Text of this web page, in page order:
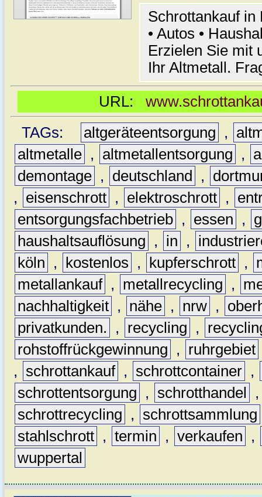
Schrottankauf in
• Autos •
Erzielen Sie mit
Ihr Altmetall.
URL:
TAGs:
altgeräteentsorgung ,
altmetalle , altmetallentsorgung ,
demontage , deutschland ,
,
eisenschrott , elektroschrott ,
entsorgungsfachbetrieb , essen ,
haushaltsauflösung
, in ,
köln
, kostenlos , kupferschrott ,
metallankauf , metallrecycling ,
nachhaltigkeit , nähe , nrw ,
privatkunden.
, recycling ,
rohstoffrückgewinnung
, ruhrgebiet
,
schrottankauf , schrottcontainer ,
schrottentsorgung
, schrotthandel
schrottrecycling
, schrottsammlung
stahlschrott , termin , verkaufen
,
wuppertal